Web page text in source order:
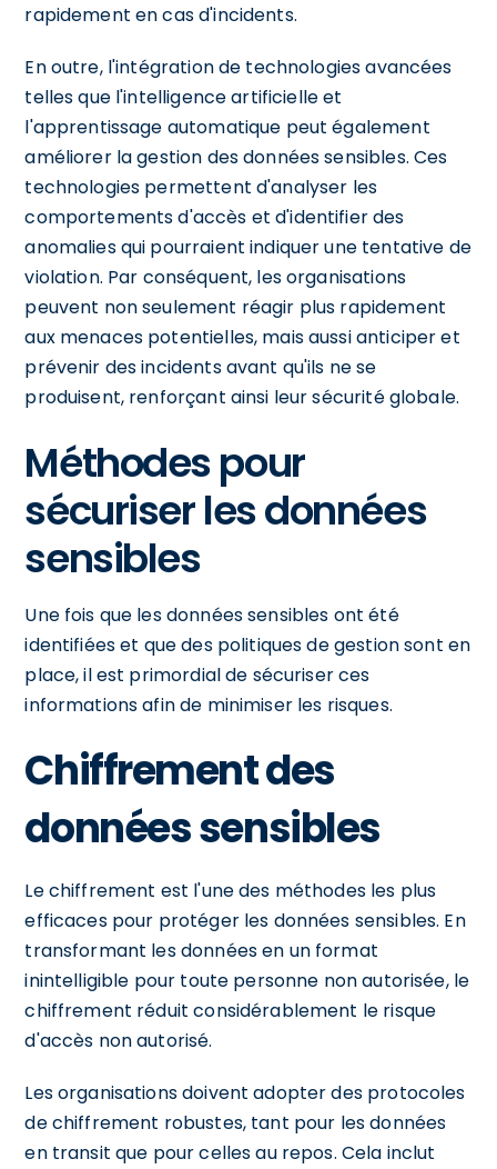
rapidement en cas d'incidents.
En outre, l'intégration de technologies avancées
telles que l'intelligence artificielle et
l'apprentissage automatique peut également
améliorer la gestion des données sensibles. Ces
technologies permettent d'analyser les
comportements d'accès et d'identifier des
anomalies qui pourraient indiquer une tentative de
violation. Par conséquent, les organisations
peuvent non seulement réagir plus rapidement
aux menaces potentielles, mais aussi anticiper et
prévenir des incidents avant qu'ils ne se
produisent, renforçant ainsi leur sécurité globale.
Méthodes pour
sécuriser les données
sensibles
Une fois que les données sensibles ont été
identifiées et que des politiques de gestion sont en
place, il est primordial de sécuriser ces
informations afin de minimiser les risques.
Chiffrement des
données sensibles
Le chiffrement est l'une des méthodes les plus
efficaces pour protéger les données sensibles. En
transformant les données en un format
inintelligible pour toute personne non autorisée, le
chiffrement réduit considérablement le risque
d'accès non autorisé.
Les organisations doivent adopter des protocoles
de chiffrement robustes, tant pour les données
en transit que pour celles au repos. Cela inclut